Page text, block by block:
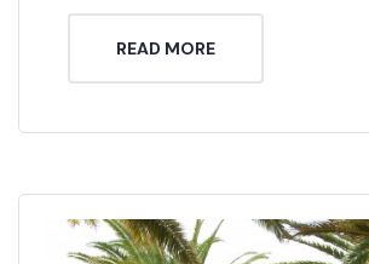
READ MORE